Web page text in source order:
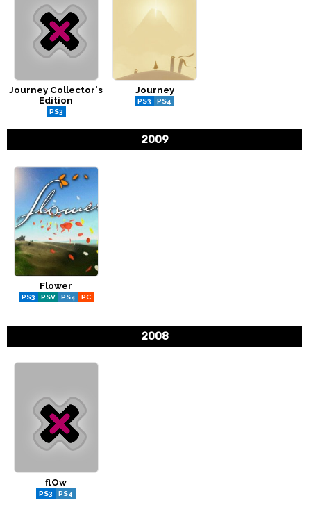
Journey Collector's
Edition
PS3
Journey
PS3 PS4
2009
Flower
PS3 PSV PS4 PC
2008
flOw
PS3 PS4